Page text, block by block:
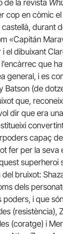
de la revista
cop en còmic
durant
«Capitán
i el dibuixant
que
general, i es
Batson (de
que,
dir que era
capaç
fer per la seva
superheroi
bruixot:
dels
i que
(resistència),
(coratge) i